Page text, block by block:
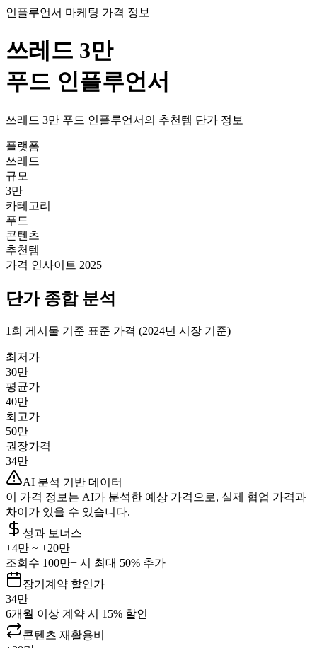
인플루언서 마케팅 가격 정보
쓰레드 3만
푸드 인플루언서
쓰레드 3만 푸드 인플루언서의 추천템 단가 정보
플랫폼
쓰레드
규모
3만
카테고리
푸드
콘텐츠
추천템
가격 인사이트 2025
단가종합 분석
1회 게시물 기준 표준 가격 (2024년 시장 기준)
최저가
30만
평균가
40만
최고가
50만
권장가격
34만
AI 분석 기반 데이터
이 가격 정보는 AI가 분석한 예상 가격으로, 실제 협업 가격과
차이가 있을 수 있습니다.
성과 보너스
+4만 ~ +20만
조회수 100만+ 시 최대 50% 추가
장기계약 할인가
34만
6개월 이상 계약 시 15% 할인
콘텐츠 재활용비